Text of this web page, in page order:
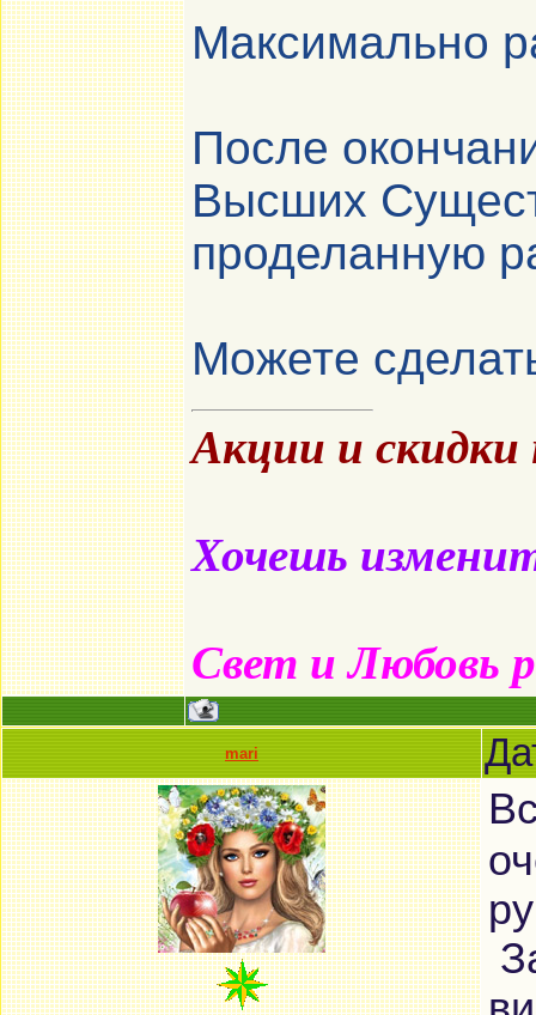
Максимально
После
Высших
проделанную
Можете
Акции и
Хочешь
Свет и Любовь
mari